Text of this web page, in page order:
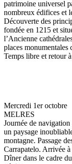
patrimoine universel
nombreux édifices et
Découverte des
fondée en 1215 et
l’Ancienne
places monumentales
Temps libre et retour
Mercredi 1er
MELRES
Journée de
un paysage
montagne. Passage
Carrapatelo. Arrivée à
Dîner dans le cadre du